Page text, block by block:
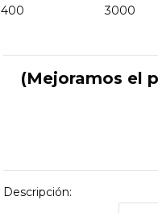
400 3000
(Mejoramos el
Descripción: